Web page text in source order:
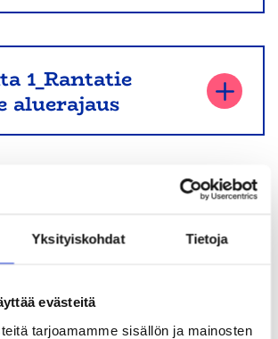
Yksityiskohdat Tietoja
evästeitä
tarjoamamme sisällön ja mainosten
1_Rantatie
aluerajaus
2_Pohjavedet
2025